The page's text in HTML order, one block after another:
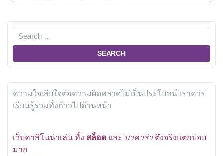
ความใจเสียใจต่อความผิดพลาดไม่เป็นประโยชน์ เราควร
เรียนรู้รวมทั้งก้าวไปด้านหน้า
เว็บคาสิโนน่าเล่น ทั้ง สล็อต และ บาคาร่า ตึงจริงแตกบ่อย
มาก